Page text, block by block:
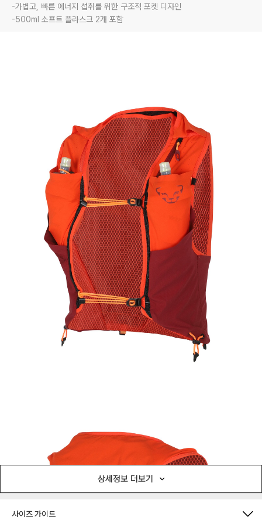
-가볍고, 빠른 에너지 섭취를 위한 구조적 포켓 디자인
-500ml 소프트 플라스크 2개 포함
상세정보 더보기
사이즈 가이드